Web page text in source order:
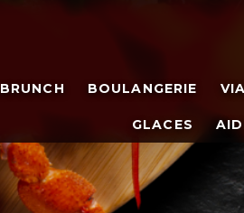
BRUNCH BOULANGERIE
GLACES